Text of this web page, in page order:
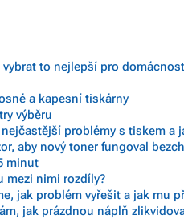
to nejlepší pro
a kapesní tiskárny
výběru
problémy s tiskem a
aby nový toner fungoval
minut
mezi nimi rozdíly?
jak problém vyřešit a jak mu
jak prázdnou náplň